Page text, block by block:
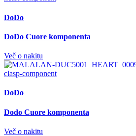
DoDo
DoDo Cuore komponenta
Več o nakitu
DoDo
Dodo Cuore komponenta
Več o nakitu